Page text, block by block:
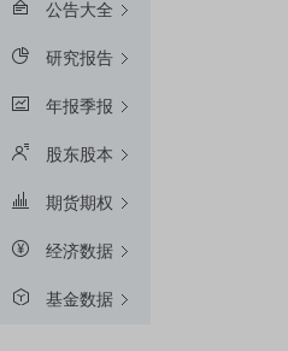
公告大全
研究报告
年报季报
股东股本
期货期权
经济数据
基金数据